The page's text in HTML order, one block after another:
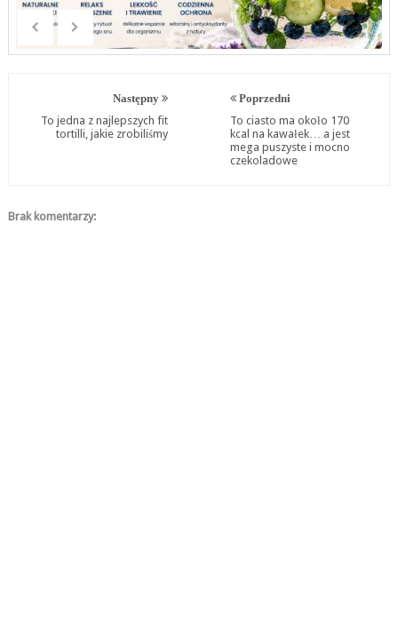
Następny
To jedna z najlepszych fit
tortilli, jakie zrobiliśmy
Poprzedni
To ciasto ma około 170
kcal na kawałek… a jest
mega puszyste i mocno
czekoladowe
Brak komentarzy: